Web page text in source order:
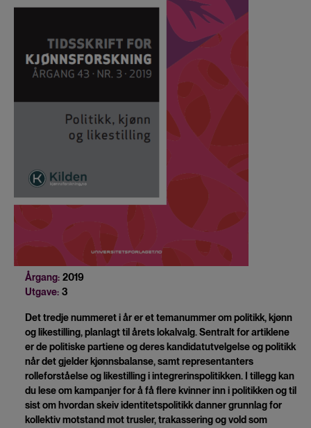
Årgang: 2019
Utgave: 3
Det tredje nummeret i år er et temanummer om politikk, kjønn
og likestilling, planlagt til årets lokalvalg. Sentralt for artiklene
er de politiske partiene og deres kandidatutvelgelse og politikk
når det gjelder kjønnsbalanse, samt representanters
rolleforståelse og likestilling i integrerinspolitikken. I tillegg kan
du lese om kampanjer for å få flere kvinner inn i politikken og til
sist om hvordan skeiv identitetspolitikk danner grunnlag for
kollektiv motstand mot trusler, trakassering og vold som